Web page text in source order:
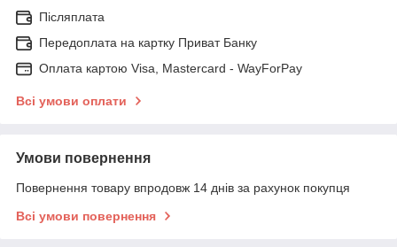
Післяплата
Передоплата на картку Приват Банку
Оплата картою Visa, Mastercard - WayForPay
Всі умови оплати
Умови повернення
Повернення товару впродовж 14 днів за рахунок покупця
Всі умови повернення